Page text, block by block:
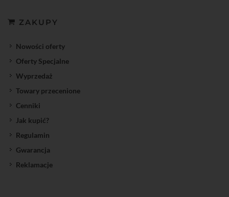
ZAKUPY
Nowości oferty
Oferty Specjalne
Wyprzedaż
Towary przecenione
Cenniki
Jak kupić?
Regulamin
Gwarancja
Reklamacje